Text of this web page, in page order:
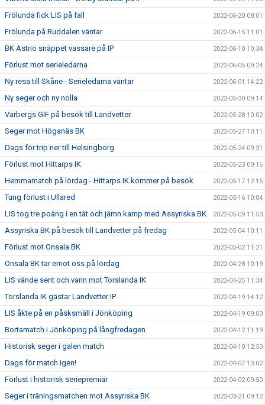
Frölunda fick LIS på fall 2022-06-20 08:01
Frölunda på Ruddalen väntar 2022-06-15 11:01
BK Astrio snäppet vassare på IP 2022-06-10 10:34
Förlust mot serieledarna 2022-06-05 09:24
Ny resa till Skåne - Serieledarna väntar 2022-06-01 14:22
Ny seger och ny nolla 2022-05-30 09:14
Varbergs GIF på besök till Landvetter 2022-05-28 10:02
Seger mot Höganäs BK 2022-05-27 10:11
Dags för trip ner till Helsingborg 2022-05-24 09:31
Förlust mot Hittarps IK 2022-05-23 09:16
Hemmamatch på lördag - Hittarps IK kommer på besök 2022-05-17 12:15
Tung förlust i Ullared 2022-05-16 10:04
LIS tog tre poäng i en tät och jämn kamp med Assyriska BK 2022-05-09 11:53
Assyriska BK på besök till Landvetter på fredag 2022-05-04 10:11
Förlust mot Onsala BK 2022-05-02 11:21
Onsala BK tar emot oss på lördag 2022-04-28 10:19
LIS vände sent och vann mot Torslanda IK 2022-04-25 11:34
Torslanda IK gästar Landvetter IP 2022-04-19 14:12
LIS åkte på en påsksmäll i Jönköping 2022-04-19 09:03
Bortamatch i Jönköping på långfredagen 2022-04-12 11:19
Historisk seger i galen match 2022-04-10 12:50
Dags för match igen! 2022-04-07 13:02
Förlust i historisk seriepremiär 2022-04-02 09:50
Seger i träningsmatchen mot Assyriska BK 2022-03-21 09:12